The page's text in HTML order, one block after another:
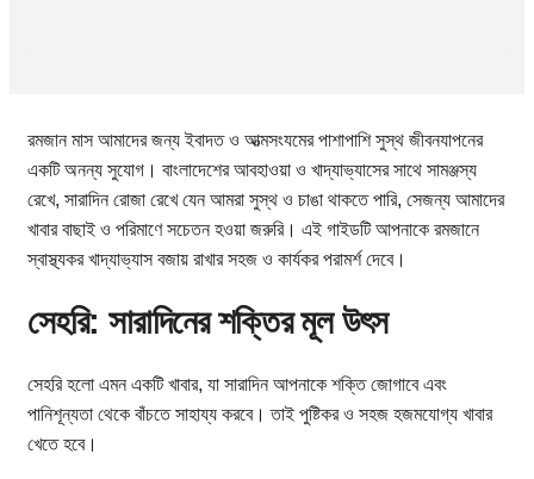
রমজান মাস আমাদের জন্য ইবাদত ও আত্মসংযমের পাশাপাশি সুস্থ জীবনযাপনের
একটি অনন্য সুযোগ। বাংলাদেশের আবহাওয়া ও খাদ্যাভ্যাসের সাথে সামঞ্জস্য
রেখে, সারাদিন রোজা রেখে যেন আমরা সুস্থ ও চাঙা থাকতে পারি, সেজন্য আমাদের
খাবার বাছাই ও পরিমাণে সচেতন হওয়া জরুরি। এই গাইডটি আপনাকে রমজানে
স্বাস্থ্যকর খাদ্যাভ্যাস বজায় রাখার সহজ ও কার্যকর পরামর্শ দেবে।
সেহরি: সারাদিনের শক্তির মূল উৎস
সেহরি হলো এমন একটি খাবার, যা সারাদিন আপনাকে শক্তি জোগাবে এবং
পানিশূন্যতা থেকে বাঁচতে সাহায্য করবে। তাই পুষ্টিকর ও সহজ হজমযোগ্য খাবার
খেতে হবে।